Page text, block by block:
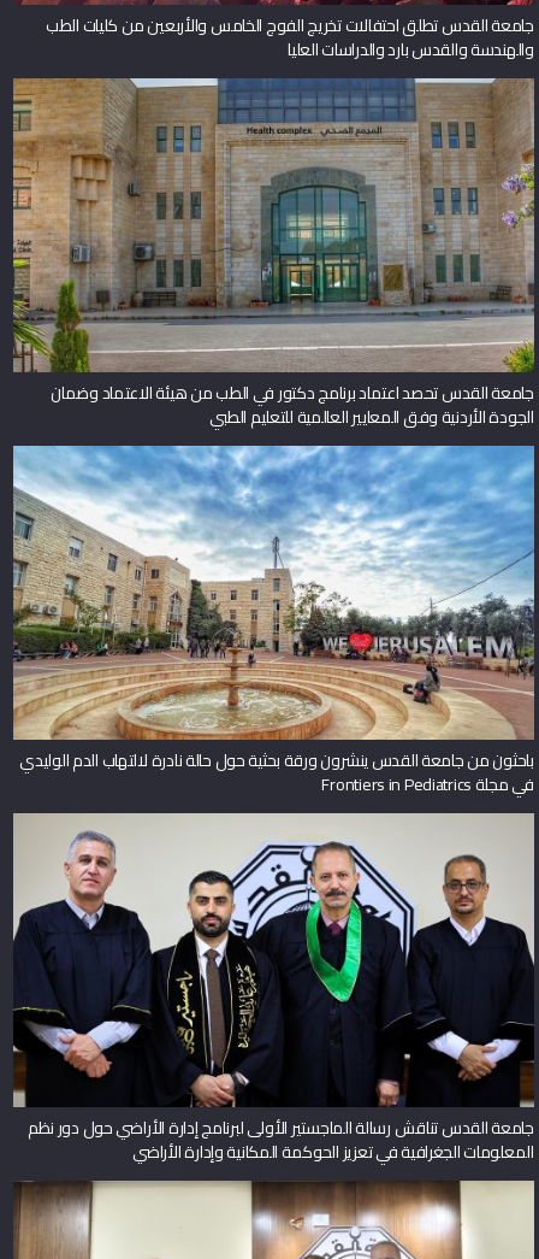
جامعة القدس تطلق احتفالات تخريج الفوج الخامس والأربعين من كليات الطب
والهندسة والقدس بارد والدراسات العليا
جامعة القدس تحصد اعتماد برنامج دكتور في الطب من هيئة الاعتماد وضمان
الجودة الأردنية وفق المعايير العالمية للتعليم الطبي
باحثون من جامعة القدس ينشرون ورقة بحثية حول حالة نادرة لالتهاب الدم الوليدي
في مجلة Frontiers in Pediatrics
جامعة القدس تناقش رسالة الماجستير الأولى لبرنامج إدارة الأراضي حول دور نظم
المعلومات الجغرافية في تعزيز الحوكمة المكانية وإدارة الأراضي